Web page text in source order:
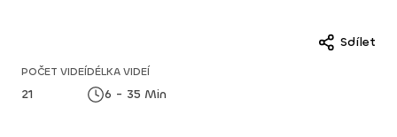
Sdílet
POČET VIDEÍ
21
DÉLKA VIDEÍ
6 - 35 Min